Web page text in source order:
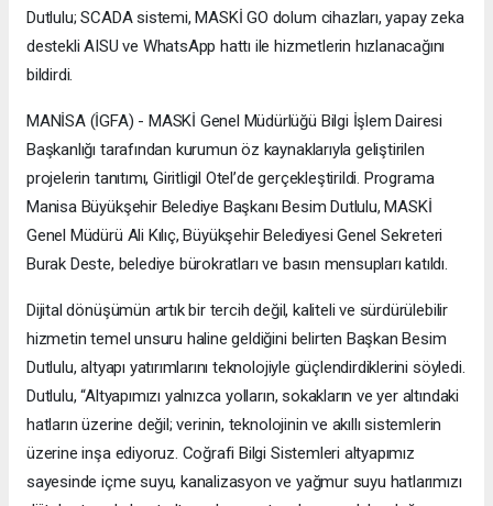
Dutlulu; SCADA sistemi, MASKİ GO dolum cihazları, yapay zeka
destekli AISU ve WhatsApp hattı ile hizmetlerin hızlanacağını
bildirdi.
MANİSA (İGFA) - MASKİ Genel Müdürlüğü Bilgi İşlem Dairesi
Başkanlığı tarafından kurumun öz kaynaklarıyla geliştirilen
projelerin tanıtımı, Giritligil Otel’de gerçekleştirildi. Programa
Manisa Büyükşehir Belediye Başkanı Besim Dutlulu, MASKİ
Genel Müdürü Ali Kılıç, Büyükşehir Belediyesi Genel Sekreteri
Burak Deste, belediye bürokratları ve basın mensupları katıldı.
Dijital dönüşümün artık bir tercih değil, kaliteli ve sürdürülebilir
hizmetin temel unsuru haline geldiğini belirten Başkan Besim
Dutlulu, altyapı yatırımlarını teknolojiyle güçlendirdiklerini söyledi.
Dutlulu, “Altyapımızı yalnızca yolların, sokakların ve yer altındaki
hatların üzerine değil; verinin, teknolojinin ve akıllı sistemlerin
üzerine inşa ediyoruz. Coğrafi Bilgi Sistemleri altyapımız
sayesinde içme suyu, kanalizasyon ve yağmur suyu hatlarımızı